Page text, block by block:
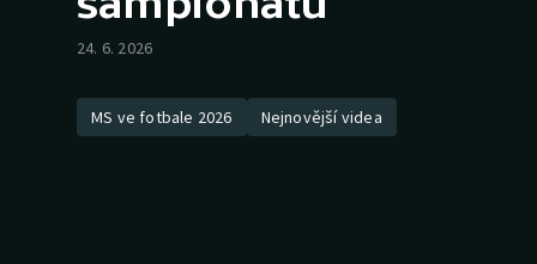
Tenis
Cyklistika
Biatlon
24. 6. 2026
MS ve fotbale 2026 Nejnovější videa